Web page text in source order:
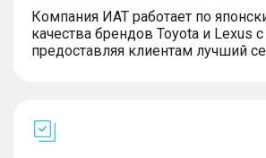
Компания ИАТ работает по
качества брендов Toyota и Lexus с
предоставляя клиентам лучший